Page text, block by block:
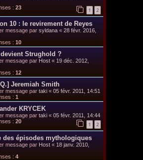
: 23 1 2
10 : le revirement de Reyes
message par syldana « 28 févr. 2016,
: 10
Strughold ?
message par Host « 19 déc. 2012,
: 12
Jeremiah Smith
message par taki « 05 févr. 2011, 14:51
: 1
KRYCEK
message par taki « 05 févr. 2011, 14:44
: 20 1 2
des épisodes mythologiques
message par Host « 18 janv. 2010,
: 4